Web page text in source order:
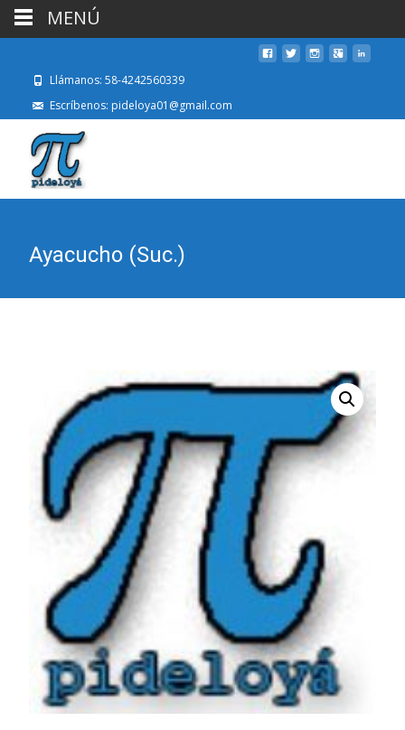
Llámanos: 58-4242560339
Escríbenos: pideloya01@gmail.com
Ayacucho (Suc.)
MENÚ